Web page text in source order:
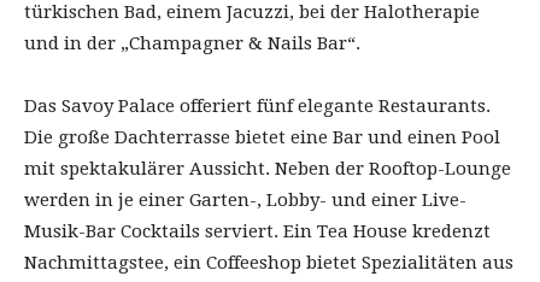
türkischen Bad, einem Jacuzzi, bei der Halotherapie
und in der „Champagner & Nails Bar“.
Das Savoy Palace offeriert fünf elegante Restaurants.
Die große Dachterrasse bietet eine Bar und einen Pool
mit spektakulärer Aussicht. Neben der Rooftop-Lounge
werden in je einer Garten-, Lobby- und einer Live-
Musik-Bar Cocktails serviert. Ein Tea House kredenzt
Nachmittagstee, ein Coffeeshop bietet Spezialitäten aus